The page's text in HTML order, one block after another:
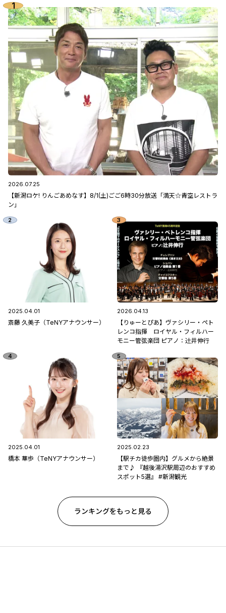
2026.07.25
【新潟ロケ! りんごあめなす】8/1(土)ごご6時30分放送「満天☆青空レストラ
ン」
2025.04.01
斎藤 久美子（TeNYアナウンサー）
2026.04.13
【りゅーとぴあ】ヴァシリー・ペト
レンコ指揮 ロイヤル・フィルハー
モニー管弦楽団 ピアノ：辻󠄀井伸行
2025.04.01
橋本 華歩（TeNYアナウンサー）
2025.02.23
【駅チカ徒歩圏内】グルメから絶景
まで♪ 『越後湯沢駅周辺のおすすめ
スポット5選』 #新潟観光
ランキングをもっと見る